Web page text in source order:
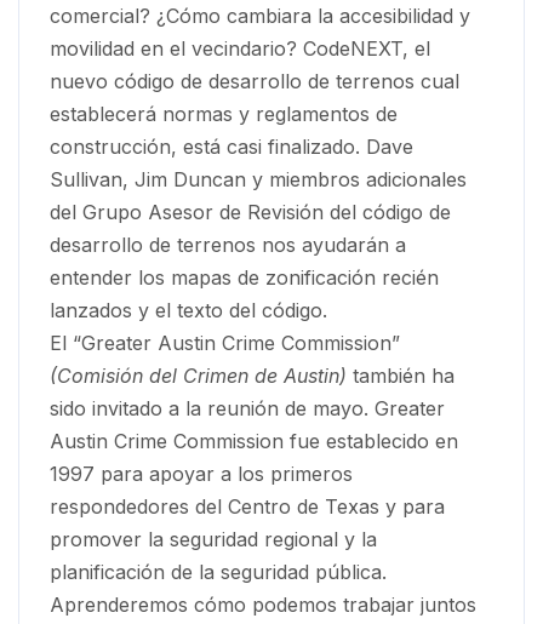
comercial? ¿Cómo cambiara la accesibilidad y
movilidad en el vecindario? CodeNEXT, el
nuevo código de desarrollo de terrenos cual
establecerá normas y reglamentos de
construcción, está casi finalizado. Dave
Sullivan, Jim Duncan y miembros adicionales
del Grupo Asesor de Revisión del código de
desarrollo de terrenos nos ayudarán a
entender los mapas de zonificación recién
lanzados y el texto del código.
El “Greater Austin Crime Commission”
(Comisión del Crimen de Austin) también ha
sido invitado a la reunión de mayo. Greater
Austin Crime Commission fue establecido en
1997 para apoyar a los primeros
respondedores del Centro de Texas y para
promover la seguridad regional y la
planificación de la seguridad pública.
Aprenderemos cómo podemos trabajar juntos